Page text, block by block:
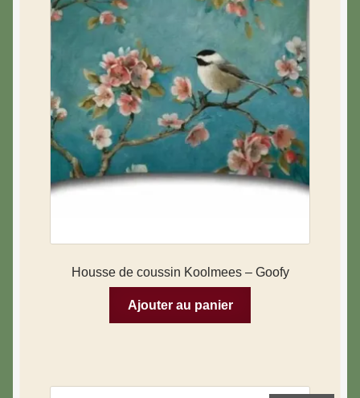
Housse de coussin Koolmees – Goofy
Ajouter au panier